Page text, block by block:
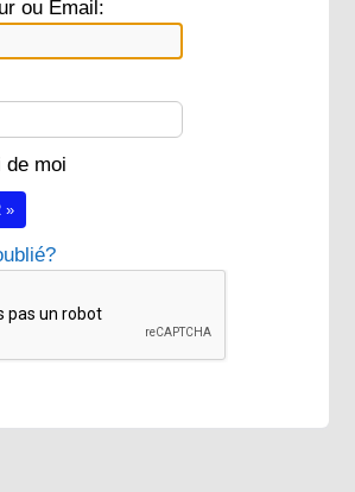
ou Email:
de moi
»